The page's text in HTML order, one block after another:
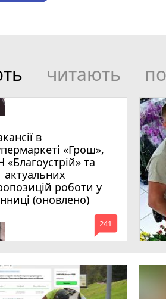
читають
в
«Грош»,
«Благоустрій» та
актуальних
роботи у
(оновлено)
mode_comment
241